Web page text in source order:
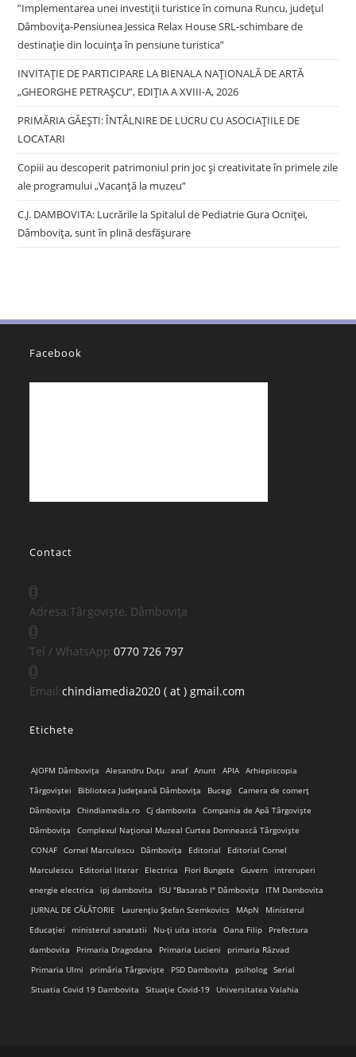
”Implementarea unei investiții turistice în comuna Runcu, județul
Dâmbovița-Pensiunea Jessica Relax House SRL-schimbare de
destinație din locuința în pensiune turistica”
INVITAȚIE DE PARTICIPARE LA BIENALA NAȚIONALĂ DE ARTĂ
„GHEORGHE PETRAȘCU”, EDIŢIA A XVIII-A, 2026
PRIMĂRIA GĂEȘTI: ÎNTÂLNIRE DE LUCRU CU ASOCIAȚIILE DE
LOCATARI
Copiii au descoperit patrimoniul prin joc și creativitate în primele zile
ale programului „Vacanță la muzeu”
C.J. DAMBOVITA: Lucrările la Spitalul de Pediatrie Gura Ocniței,
Dâmbovița, sunt în plină desfășurare
Facebook
Contact
Adresa:Târgoviște, Dâmbovița
Tel / WhatsApp:0770 726 797Opens
your
Email:chindiamedia2020 ( at ) gmail.com
Etichete
AJOFM Dâmbovița Alesandru Duțu anaf Anunt APIA Arhiepiscopia
Târgoviștei
Biblioteca Județeană Dâmbovița Bucegi
Camera de comerț
Dâmbovița
Chindiamedia.ro Cj dambovita
Compania de Apă Târgoviște
Dâmbovița
Complexul Național Muzeal Curtea Domnească Târgoviște
CONAF
Cornel Marculescu Dâmbovița Editorial
Editorial Cornel
Marculescu
Editorial literar Electrica Flori Bungete Guvern
intreruperi
energie electrica
ipj dambovita ISU "Basarab I" Dâmbovița
ITM Dambovita
JURNAL DE CĂLĂTORIE
Laurențiu Ștefan Szemkovics MApN
Ministerul
Educației
ministerul sanatatii Nu-ți uita istoria Oana Filip
Prefectura
dambovita
Primaria Dragodana Primaria Lucieni
primaria Răzvad
Primaria Ulmi
primăria Târgoviște PSD Dambovita psiholog Serial
Situatia Covid 19 Dambovita
Situație Covid-19 Universitatea Valahia